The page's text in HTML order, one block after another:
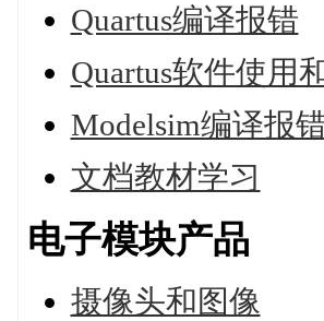
Quartus编译报错
Quartus软件使用
Modelsim编译报
文档教材学习
电子模块产品
摄像头和图像